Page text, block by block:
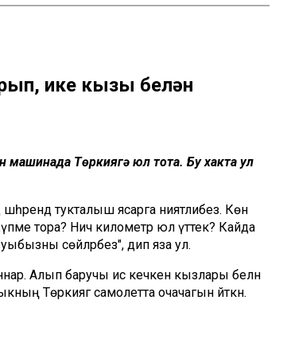
ике кызы белән
Төркиягә юл тота. Бу хакта ул
тукталыш ясарга ниятлибез. Көн
тора? Ничә километр юл үттек? Кайда
сөйләрбез", дип яза ул.
Алып баручы исә кечкенә кызлары белән
Төркиягә самолетта очачагын әйткән.